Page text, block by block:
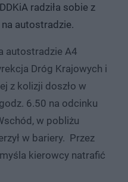
radziła sobie z
autostradzie.
autostradzie A4
Dróg Krajowych i
z kolizji doszło w
6.50 na odcinku
w pobliżu
w bariery. Przez
kierowcy natrafić